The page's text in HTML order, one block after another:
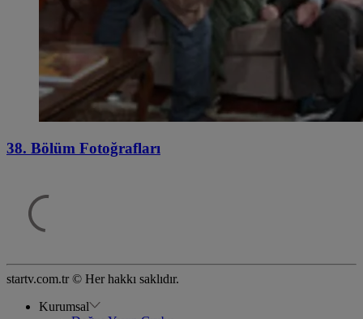
38. Bölüm Fotoğrafları
startv.com.tr © Her hakkı saklıdır.
Kurumsal